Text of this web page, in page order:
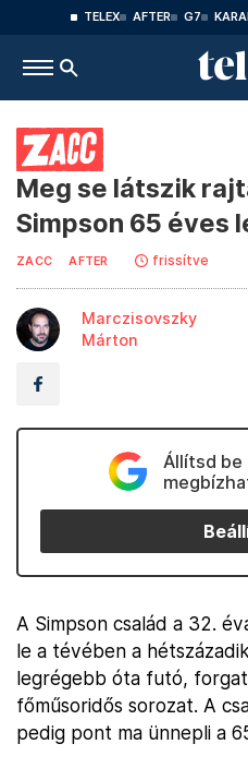
TELEX AFTER G7
Meg se látszik
Simpson 65 éves
ZACC AFTER frissítve
Marczisovszky
Márton
Állítsd be
A Simpson család a 32.
le a tévében a
legrégebb óta futó,
főműsoridős sorozat. A
pedig pont ma ünnepli a